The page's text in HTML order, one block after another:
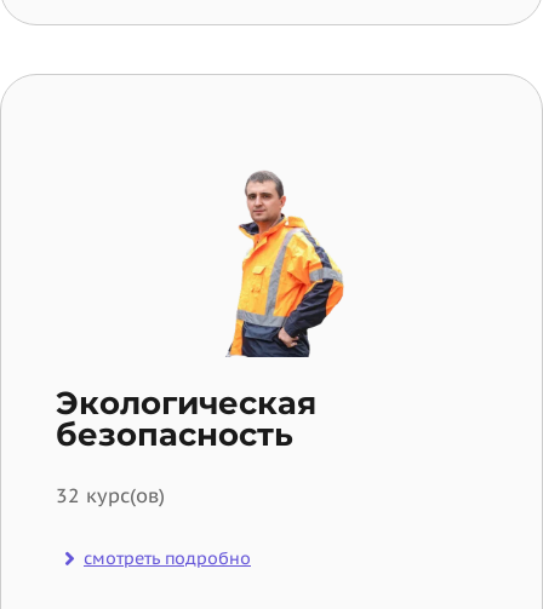
Экологическая
безопасность
32 курс(ов)
смотреть подробно